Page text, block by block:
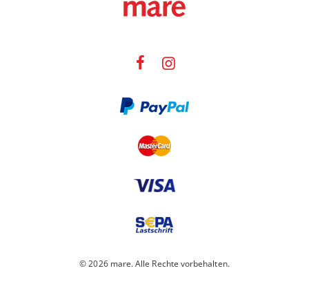
© 2026 mare. Alle Rechte vorbehalten.